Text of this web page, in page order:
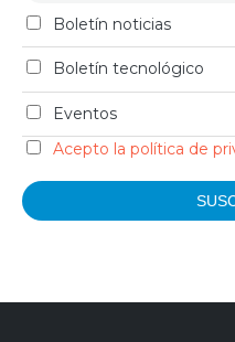
Boletín noticias
Boletín tecnológico
Eventos
Acepto la política de